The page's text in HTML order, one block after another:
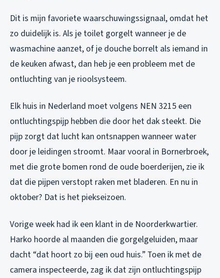
Dit is mijn favoriete waarschuwingssignaal, omdat het
zo duidelijk is. Als je toilet gorgelt wanneer je de
wasmachine aanzet, of je douche borrelt als iemand in
de keuken afwast, dan heb je een probleem met de
ontluchting van je rioolsysteem.
Elk huis in Nederland moet volgens NEN 3215 een
ontluchtingspijp hebben die door het dak steekt. Die
pijp zorgt dat lucht kan ontsnappen wanneer water
door je leidingen stroomt. Maar vooral in Bornerbroek,
met die grote bomen rond de oude boerderijen, zie ik
dat die pijpen verstopt raken met bladeren. En nu in
oktober? Dat is het piekseizoen.
Vorige week had ik een klant in de Noorderkwartier.
Harko hoorde al maanden die gorgelgeluiden, maar
dacht “dat hoort zo bij een oud huis.” Toen ik met de
camera inspecteerde, zag ik dat zijn ontluchtingspijp